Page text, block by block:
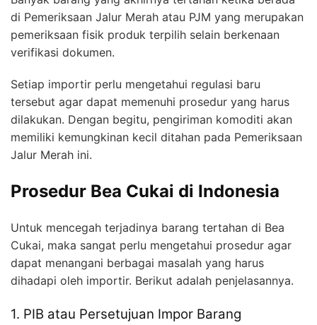
di Pemeriksaan Jalur Merah atau PJM yang merupakan
pemeriksaan fisik produk terpilih selain berkenaan
verifikasi dokumen.
Setiap importir perlu mengetahui regulasi baru
tersebut agar dapat memenuhi prosedur yang harus
dilakukan. Dengan begitu, pengiriman komoditi akan
memiliki kemungkinan kecil ditahan pada Pemeriksaan
Jalur Merah ini.
Prosedur Bea Cukai di Indonesia
Untuk mencegah terjadinya barang tertahan di Bea
Cukai, maka sangat perlu mengetahui prosedur agar
dapat menangani berbagai masalah yang harus
dihadapi oleh importir. Berikut adalah penjelasannya.
1. PIB atau Persetujuan Impor Barang